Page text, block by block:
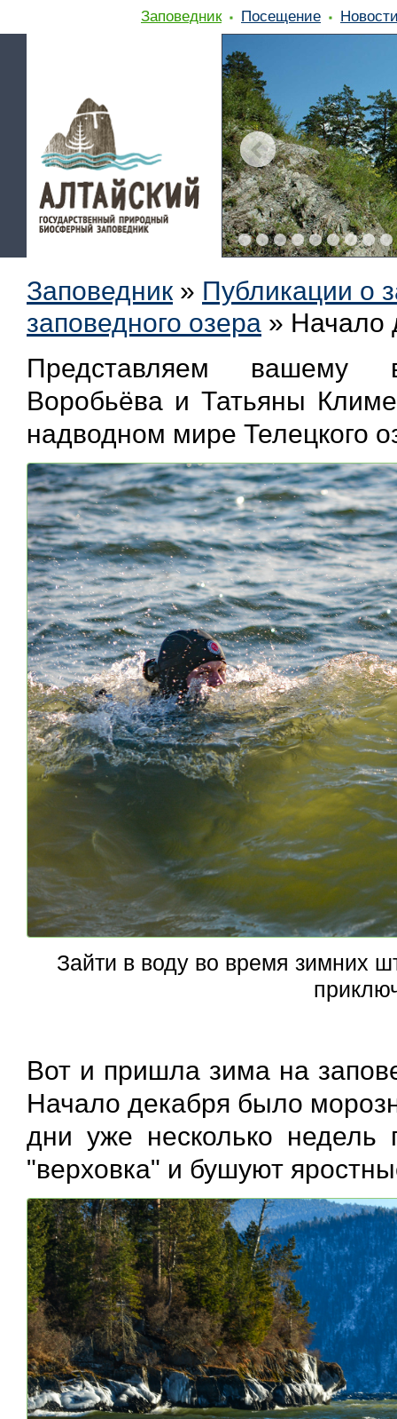
Заповедник Посещение
Заповедник » Публикации о
заповедного озера » Начало
Представляем вашему
Воробьёва и Татьяны
надводном мире Телецкого
Зайти в воду во время зимних
Вот и пришла зима на
Начало декабря было
дни уже несколько недель
"верховка" и бушуют